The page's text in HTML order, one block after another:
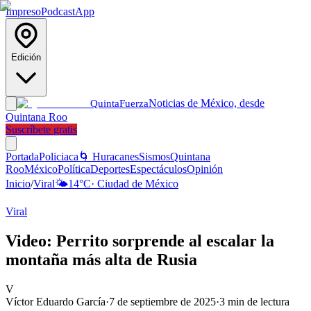
ImpresoPodcastApp
Edición
QuintaFuerzaNoticias de México, desde
Quintana Roo
Suscríbete gratis
PortadaPoliciaca 🌀 HuracanesSismosQuintana
RooMéxicoPolíticaDeportesEspectáculosOpinión
Inicio/Viral🌤️14°C· Ciudad de México
Viral
Video: Perrito sorprende al escalar la
montaña más alta de Rusia
V
Víctor Eduardo García·7 de septiembre de 2025·3 min de lectura